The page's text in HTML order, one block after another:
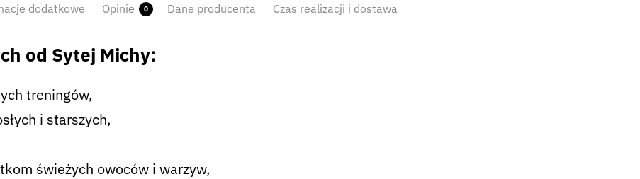
dodatkowe Opinie 0 Dane producenta Czas realizacji i dostawa
od Sytej Michy:
treningów,
i starszych,
świeżych owoców i warzyw,